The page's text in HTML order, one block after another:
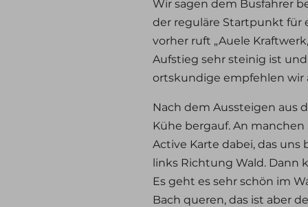
Wir sagen dem Busfahrer
der reguläre Startpunkt für
vorher ruft „Auele
Aufstieg sehr steinig ist
ortskundige empfehlen wir
Nach dem Aussteigen aus
Kühe bergauf. An
Active Karte dabei, das
links Richtung Wald. Dann
Es geht es sehr schön im
Bach queren, das ist aber